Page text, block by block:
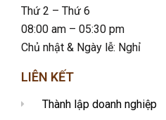
Thứ 2 – Thứ 6
08:00 am – 05:30 pm
Chủ nhật & Ngày lễ: Nghỉ
LIÊN KẾT
Thành lập doanh nghiệp